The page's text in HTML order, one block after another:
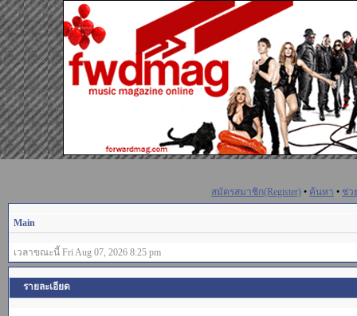
สมัครสมาชิก(Register) • ค้นหา • ช่ว
Main
เวลาขณะนี้ Fri Aug 07, 2026 8:25 pm
รายละเอียด